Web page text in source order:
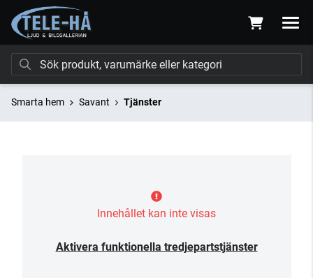
Smarta hem Savant Tjänster
Innehållet kan inte visas
Aktivera funktionella tredjepartstjänster